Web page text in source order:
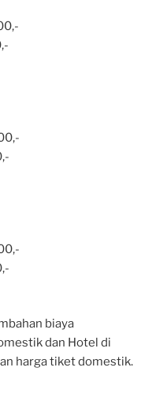
biaya
dan Hotel di
harga tiket domestik.